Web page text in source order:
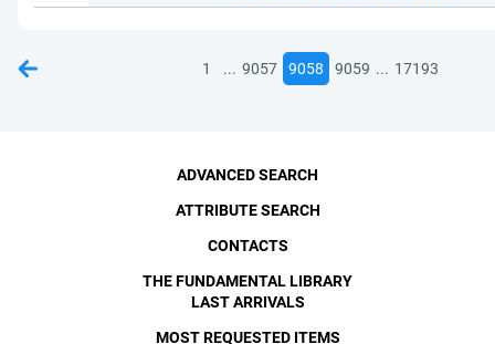
1 ... 9057 9058 9059 ... 17193
ADVANCED SEARCH
ATTRIBUTE SEARCH
CONTACTS
THE FUNDAMENTAL LIBRARY
LAST ARRIVALS
MOST REQUESTED ITEMS